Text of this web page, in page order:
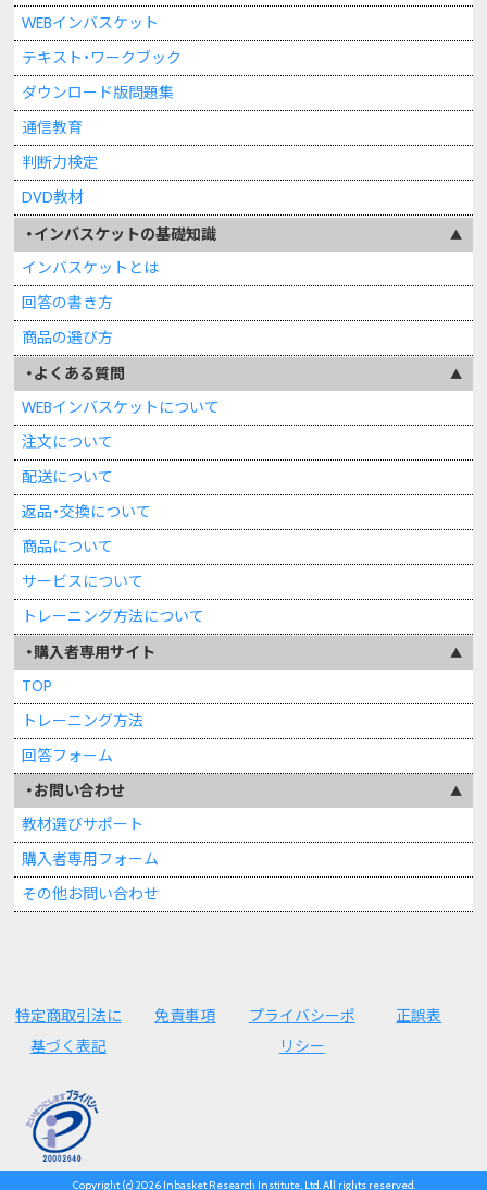
WEBインバスケット
テキスト・ワークブック
ダウンロード版問題集
通信教育
判断力検定
DVD教材
インバスケットの基礎知識
インバスケットとは
回答の書き方
商品の選び方
よくある質問
WEBインバスケットについて
注文について
配送について
返品・交換について
商品について
サービスについて
トレーニング方法について
購入者専用サイト
TOP
トレーニング方法
回答フォーム
お問い合わせ
教材選びサポート
購入者専用フォーム
その他お問い合わせ
特定商取引法に
基づく表記
免責事項
プライバシーポ
リシー
正誤表
Copyright (c) 2026 Inbasket Research Institute, Ltd. All rights reserved.